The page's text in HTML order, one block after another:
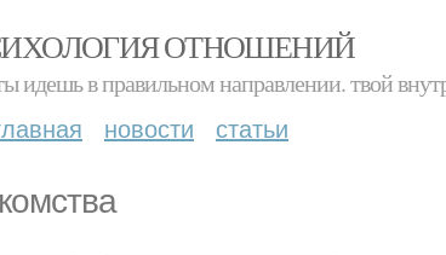
ОТНОШЕНИЙ
идешь в правильном направлении. твой
новости статьи